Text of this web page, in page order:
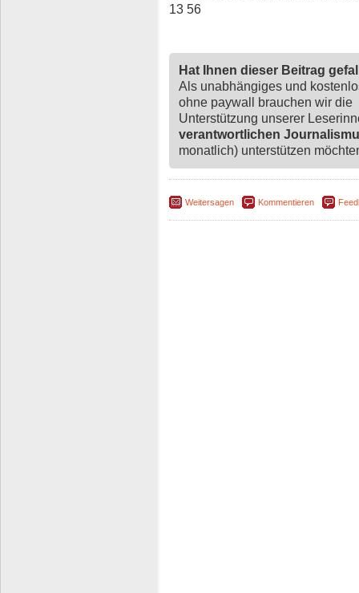
13 56
Hat Ihnen dieser Beitrag
Als unabhängiges und
ohne paywall brauchen wir die
Unterstützung unserer
verantwortlichen
monatlich) unterstützen
Weitersagen Kommentieren